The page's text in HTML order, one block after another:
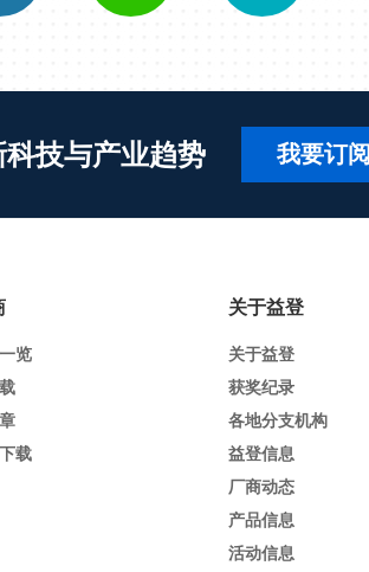
技与产业趋势 我要订阅
览
载
关于益登
关于益登
获奖纪录
各地分支机构
益登信息
厂商动态
产品信息
活动信息